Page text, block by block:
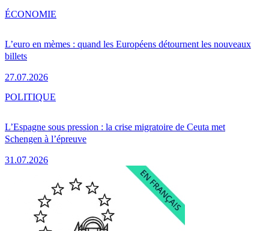
L’euro en mèmes : quand les Européens détournent les nouveaux
billets
27.07.2026
ÉCONOMIE
L’Espagne sous pression : la crise migratoire de Ceuta met
Schengen à l’épreuve
31.07.2026
POLITIQUE